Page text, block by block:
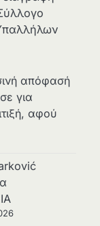
απόφασή
για
αφού